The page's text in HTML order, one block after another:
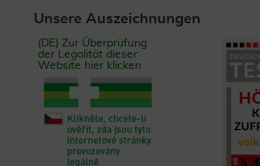
Unsere Auszeichnungen
(DE) Zur Überprüfung
der Legalität dieser
Website hier klicken